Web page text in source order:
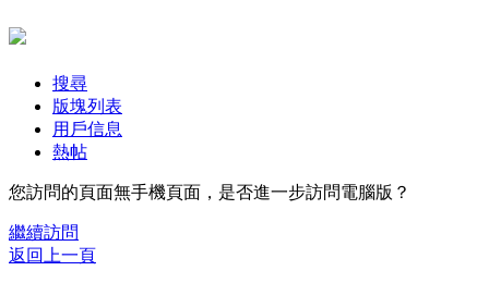
搜尋
版塊列表
用戶信息
熱帖
您訪問的頁面無手機頁面，是否進一步訪問電腦版？
繼續訪問
返回上一頁